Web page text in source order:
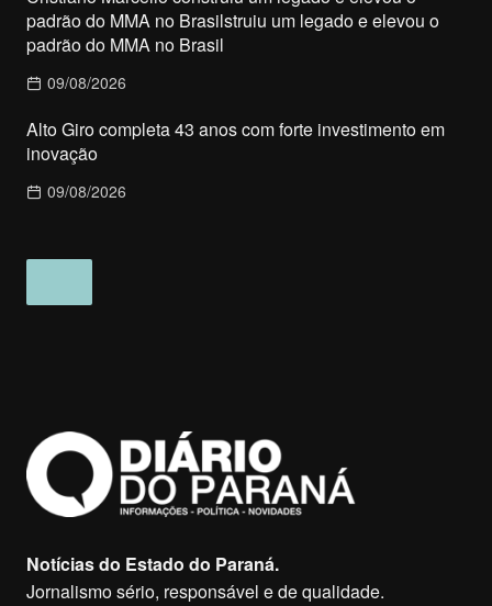
padrão do MMA no Brasilstruiu um legado e elevou o
padrão do MMA no Brasil
09/08/2026
Alto Giro completa 43 anos com forte investimento em
inovação
09/08/2026
Notícias do Estado do Paraná.
Jornalismo sério, responsável e de qualidade.